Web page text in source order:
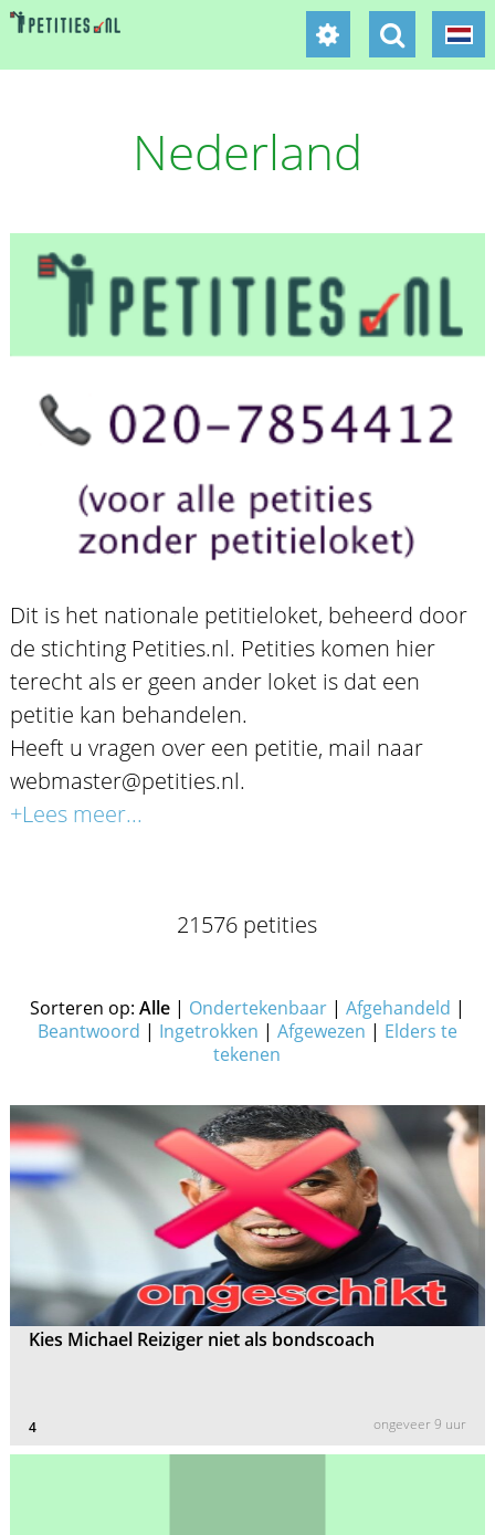
Nederland
Dit is het nationale petitieloket, beheerd door
de stichting Petities.nl. Petities komen hier
terecht als er geen ander loket is dat een
petitie kan behandelen.
Heeft u vragen over een petitie, mail naar
webmaster@petities.nl.
+Lees meer...
21576 petities
Sorteren op: Alle| Ondertekenbaar| Afgehandeld |
Beantwoord | Ingetrokken | Afgewezen | Elders te
tekenen
Kies Michael Reiziger niet als bondscoach
4 ongeveer 9 uur